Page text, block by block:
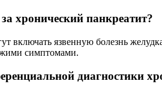
хронический панкреатит?
включать язвенную болезнь
симптомами.
диагностики